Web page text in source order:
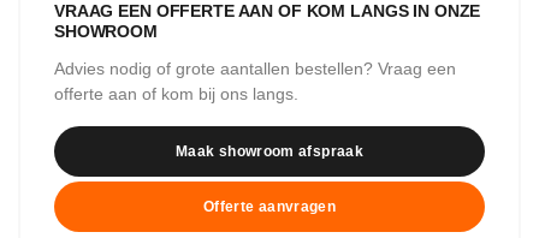
VRAAG EEN OFFERTE AAN OF KOM LANGS IN ONZE
SHOWROOM
Advies nodig of grote aantallen bestellen? Vraag een
offerte aan of kom bij ons langs.
Maak showroom afspraak
Offerte aanvragen